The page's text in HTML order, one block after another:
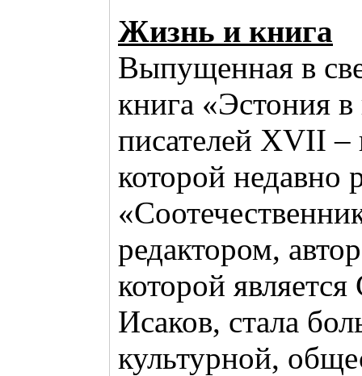
Жизнь и книга
Выпущенная в
книга «Эстония
писателей XVII –
которой недавно
редактором,
которой
Исаков, стала
культурной,